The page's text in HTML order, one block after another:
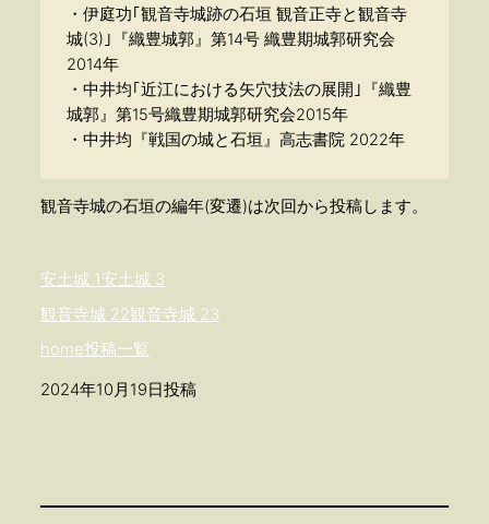
・伊庭功｢観音寺城跡の石垣 観音正寺と観音寺
城(3)｣『織豊城郭』第14号 織豊期城郭研究会
2014年
・中井均｢近江における矢穴技法の展開｣『織豊
城郭』第15号織豊期城郭研究会2015年
・中井均『戦国の城と石垣』高志書院 2022年
観音寺城の石垣の編年(変遷)は次回から投稿します。
安土城 1安土城 3
観音寺城 22観音寺城 23
home投稿一覧
2024年10月19日投稿